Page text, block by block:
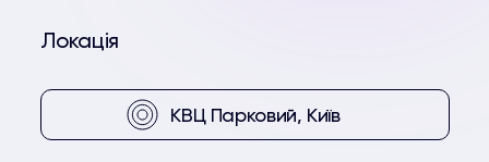
Локація
КВЦ Парковий, Київ